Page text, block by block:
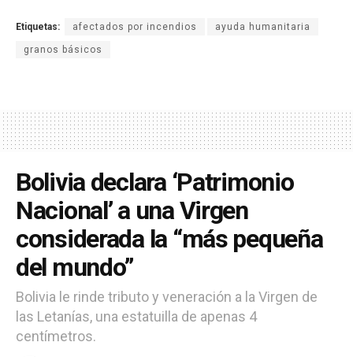
Etiquetas: afectados por incendios ayuda humanitaria
granos básicos
Bolivia declara ‘Patrimonio
Nacional’ a una Virgen
considerada la “más pequeña
del mundo”
Bolivia le rinde tributo y veneración a la Virgen de
las Letanías, una estatuilla de apenas 4
centímetros.